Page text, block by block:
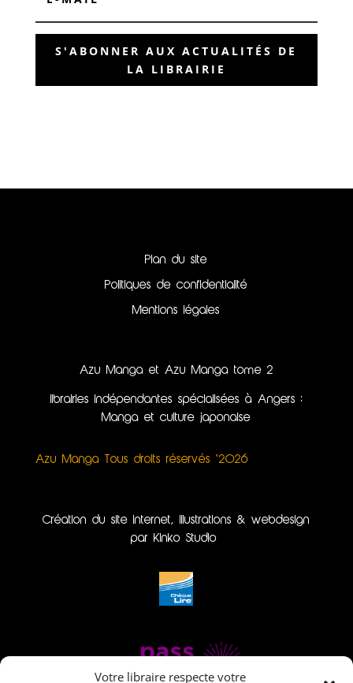
Votre libraire respecte votre
S'ABONNER AUX ACTUALITÉS DE
LA LIBRAIRIE
Plan du site
Politiques de confidentialité
Mentions légales
Azu Manga et Azu Manga tome 2
librairies indépendantes spécialisées à Angers :
Manga et culture japonaise
Azu Manga Tous droits réservés ©2026
Création du site internet, illustrations & webdesign
par Kinko Studio